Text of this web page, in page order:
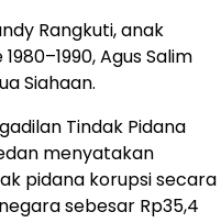
Rangkuti, anak
Agus Salim
Siahaan.
Tindak Pidana
menyatakan
pidana korupsi secara
sebesar Rp35,4